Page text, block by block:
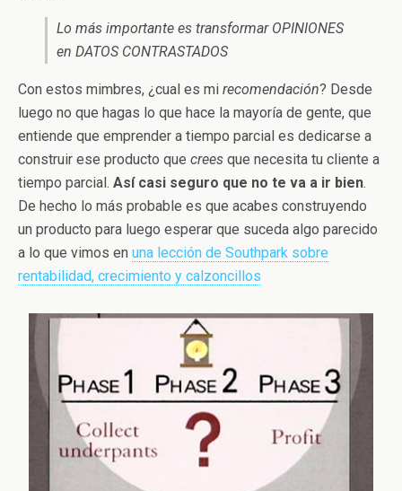
Lo más importante es transformar OPINIONES
en DATOS CONTRASTADOS
Con estos mimbres, ¿cual es mi recomendación? Desde
luego no que hagas lo que hace la mayoría de gente, que
entiende que emprender a tiempo parcial es dedicarse a
construir ese producto que crees que necesita tu cliente a
tiempo parcial. Así casi seguro que no te va a ir bien.
De hecho lo más probable es que acabes construyendo
un producto para luego esperar que suceda algo parecido
a lo que vimos en una lección de Southpark sobre
rentabilidad, crecimiento y calzoncillos